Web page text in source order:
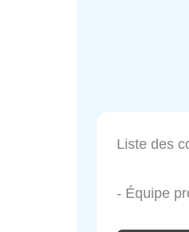
Liste des
- Équipe